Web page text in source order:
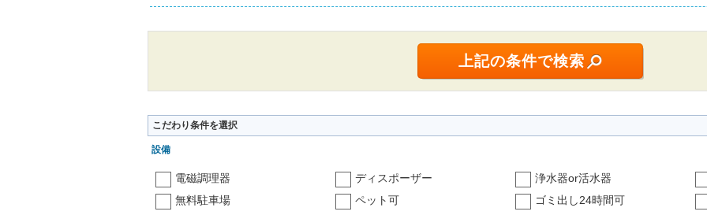
こだわり条件を選択
設備
電磁調理器 ディスポーザー
浄水器or活水器
無料駐車場
ペット可
ゴミ出し24時間可